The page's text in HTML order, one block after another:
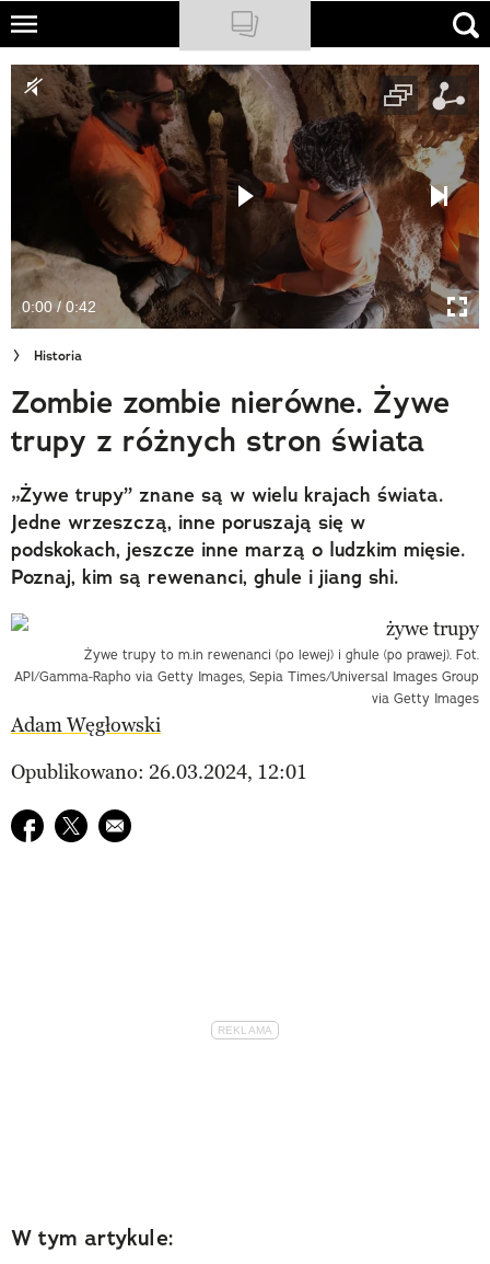
Skip
main
content
NATIONAL GEOGRAPHIC
TRAVELER
PODCASTY
Newsletter
Cuda Polski
Wielki Konkurs Fotograficzny
Trendbook Podróżniczy
Polecane
0:00 / 0:42
Historia
Zombie zombie nierówne. Żywe
trupy z różnych stron świata
„Żywe trupy” znane są w wielu krajach świata.
Jedne wrzeszczą, inne poruszają się w
podskokach, jeszcze inne marzą o ludzkim mięsie.
Poznaj, kim są rewenanci, ghule i jiang shi.
Żywe trupy to m.in rewenanci (po lewej) i ghule (po prawej). Fot.
API/Gamma-Rapho via Getty Images, Sepia Times/Universal Images Group
via Getty Images
Adam Węgłowski
Opublikowano: 26.03.2024, 12:01
Udostępnij na facebook
Udostępnij na twitter
E-mail do przyjaciela
W tym artykule: